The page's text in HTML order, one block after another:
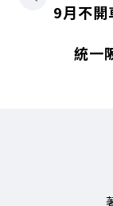
9月不開
統一